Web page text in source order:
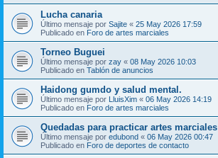
Lucha canaria
Último mensaje por Sajite « 25 May 2026 17:59
Publicado en Foro de artes marciales
Torneo Buguei
Último mensaje por zay « 08 May 2026 10:03
Publicado en Tablón de anuncios
Haidong gumdo y salud mental.
Último mensaje por LluisXim « 06 May 2026 14:19
Publicado en Foro de artes marciales
Quedadas para practicar artes marciales
Último mensaje por edubond « 06 May 2026 00:47
Publicado en Foro de deportes de contacto